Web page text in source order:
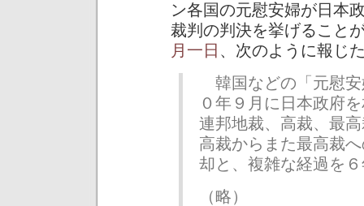
ン各国の元慰安婦が日本
裁判の判決を挙げること
月一日 、次のように報じ
韓国などの「元慰安
０年９月に日本政府
連邦地裁、高裁、最
高裁からまた最高裁
却と、複雑な経過を
（略）